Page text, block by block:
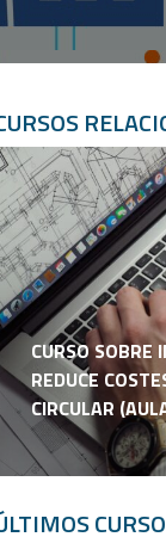
CURSO SOBRE
REDUCE
CIRCULAR